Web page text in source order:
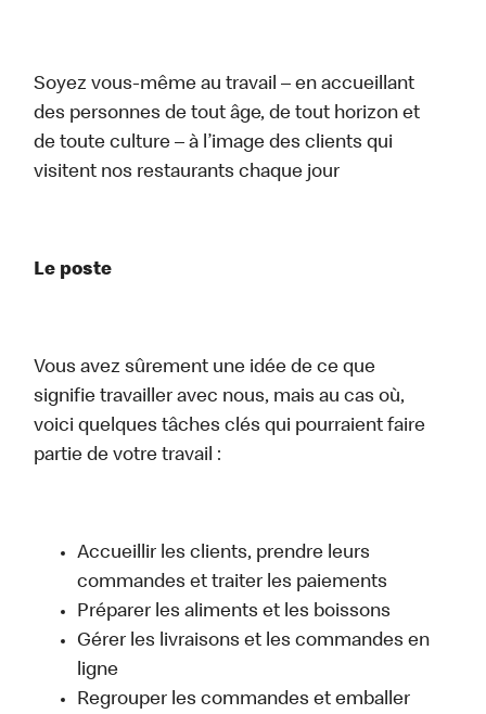
Soyez vous-même au travail – en accueillant
des personnes de tout âge, de tout horizon et
de toute culture – à l’image des clients qui
visitent nos restaurants chaque jour
Le poste
Vous avez sûrement une idée de ce que
signifie travailler avec nous, mais au cas où,
voici quelques tâches clés qui pourraient faire
partie de votre travail :
Accueillir les clients, prendre leurs
commandes et traiter les paiements
Préparer les aliments et les boissons
Gérer les livraisons et les commandes en
ligne
Regrouper les commandes et emballer